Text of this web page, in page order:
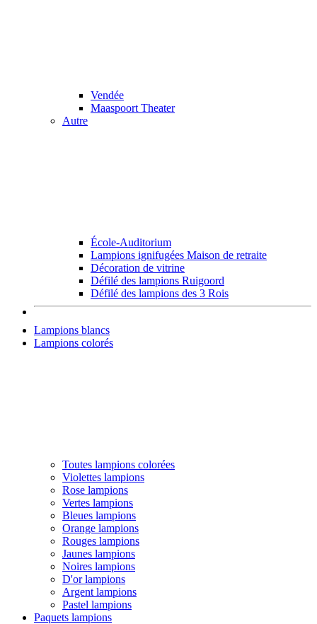
Vendée
Maaspoort Theater
Autre
École-Auditorium
Lampions ignifugées Maison de retraite
Décoration de vitrine
Défilé des lampions Ruigoord
Défilé des lampions des 3 Rois
Lampions blancs
Lampions colorés
Toutes lampions colorées
Violettes lampions
Rose lampions
Vertes lampions
Bleues lampions
Orange lampions
Rouges lampions
Jaunes lampions
Noires lampions
D'or lampions
Argent lampions
Pastel lampions
Paquets lampions